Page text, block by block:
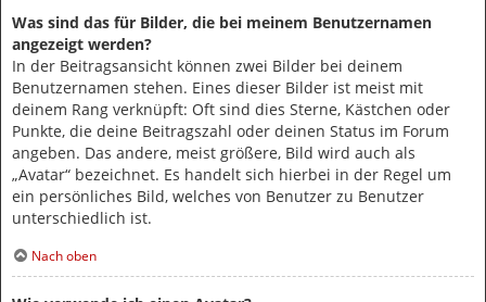
Was sind das für Bilder, die bei meinem Benutzernamen
angezeigt werden?
In der Beitragsansicht können zwei Bilder bei deinem
Benutzernamen stehen. Eines dieser Bilder ist meist mit
deinem Rang verknüpft: Oft sind dies Sterne, Kästchen oder
Punkte, die deine Beitragszahl oder deinen Status im Forum
angeben. Das andere, meist größere, Bild wird auch als
„Avatar“ bezeichnet. Es handelt sich hierbei in der Regel um
ein persönliches Bild, welches von Benutzer zu Benutzer
unterschiedlich ist.
Nach oben